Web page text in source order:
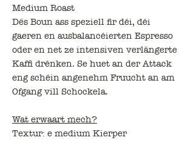
Medium Roast
Dës Boun ass speziell fir déi, déi
gaeren en ausbalancéierten Espresso
oder en net ze intensiven verlängerte
Kaffi drénken. Se huet an der Attack
eng schéin angenehm Fruucht an am
Ofgang vill Schockela.
Wat erwaart mech?
Textur: e medium Kierper